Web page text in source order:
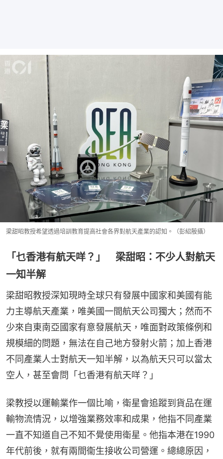
梁甜昭教授希望透過培訓教育提高社會各界對航天產業的認知。（彭紹殷攝）
「乜香港有航天咩？」 梁甜昭：不少人對航天
一知半解
梁甜昭教授深知現時全球只有發展中國家和美國有能
力主導航天產業，唯美國一間航天公司獨大；然而不
少來自東南亞國家有意發展航天，唯面對政策條例和
規模細的問題，無法在自己地方發射火箭；加上香港
不同產業人士對航天一知半解，以為航天只可以當太
空人，甚至會問「乜香港有航天咩？」
梁教授以運輸業作一個比喻，衛星會追蹤到貨品在運
輸物流情況，以增強業務效率和成果，他指不同產業
一直不知道自己不知不覺使用衛星。他指本港在1990
年代前後，就有兩間衞生接收公司營運。總總原因，